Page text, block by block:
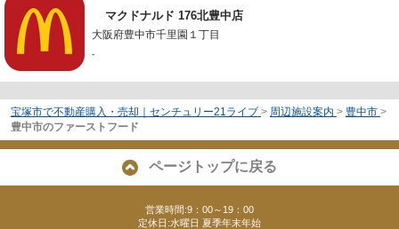
マクドナルド 176北豊中店
大阪府豊中市千里園１丁目
-
宝塚市で不動産購入・売却｜センチュリー21ライブ > 周辺施設案内 > 豊中市 >
豊中市のファーストフード
ページトップに戻る
営業時間:9：00～19：00
定休日:水曜日 夏季年末年始